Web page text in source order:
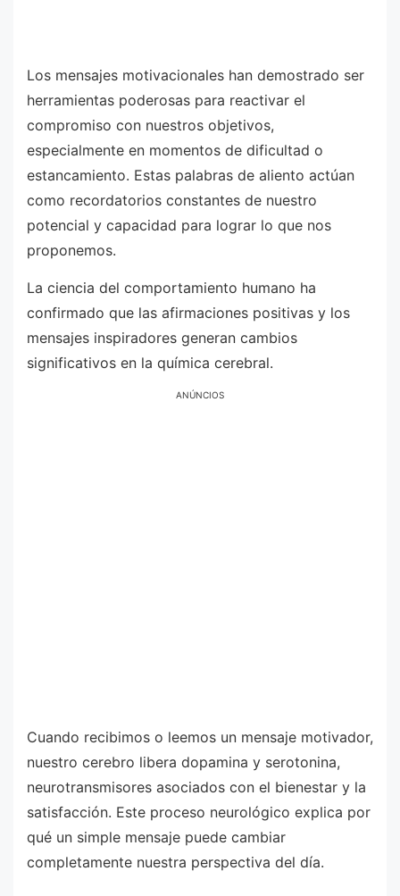
Los mensajes motivacionales han demostrado ser
herramientas poderosas para reactivar el
compromiso con nuestros objetivos,
especialmente en momentos de dificultad o
estancamiento. Estas palabras de aliento actúan
como recordatorios constantes de nuestro
potencial y capacidad para lograr lo que nos
proponemos.
La ciencia del comportamiento humano ha
confirmado que las afirmaciones positivas y los
mensajes inspiradores generan cambios
significativos en la química cerebral.
ANÚNCIOS
Cuando recibimos o leemos un mensaje motivador,
nuestro cerebro libera dopamina y serotonina,
neurotransmisores asociados con el bienestar y la
satisfacción. Este proceso neurológico explica por
qué un simple mensaje puede cambiar
completamente nuestra perspectiva del día.